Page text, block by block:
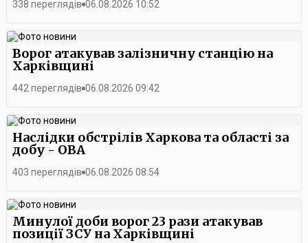
338 переглядів 06.08.2026 10:52
Ворог атакував залізничну станцію на
Харківщині
442 переглядів 06.08.2026 09:42
Наслідки обстрілів Харкова та області за
добу - ОВА
403 переглядів 06.08.2026 08:54
Минулої доби ворог 23 рази атакував
позиції ЗСУ на Харківщині